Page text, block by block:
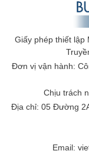
Giấy phép thiết lập
Đơn vị vận hành:
Chịu trách
Địa chỉ: 05 Đường
Email: